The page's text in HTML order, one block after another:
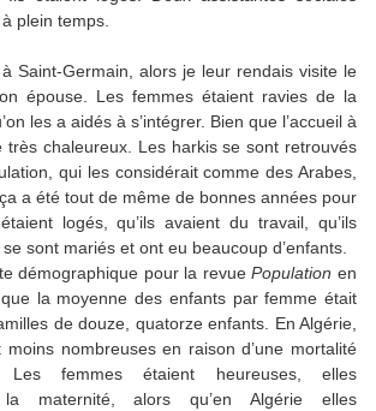
plein temps.
à Saint-Germain, alors je leur rendais visite le
épouse. Les femmes étaient ravies de la
les a aidés à s’intégrer. Bien que l’accueil à
très chaleureux. Les harkis se sont retrouvés
qui les considérait comme des Arabes,
a été tout de même de bonnes années pour
logés, qu’ils avaient du travail, qu’ils
sont mariés et ont eu beaucoup d’enfants.
démographique pour la revuePopulation en
la moyenne des enfants par femme était
de douze, quatorze enfants. En Algérie,
moins nombreuses en raison d’une mortalité
Les femmes étaient heureuses, elles
maternité, alors qu’en Algérie elles